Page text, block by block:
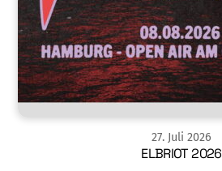
27. Juli 2026
ELBRIOT 2026